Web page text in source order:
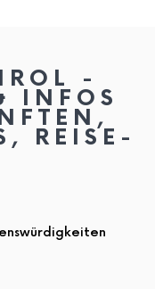
-
INFOS
REISE-